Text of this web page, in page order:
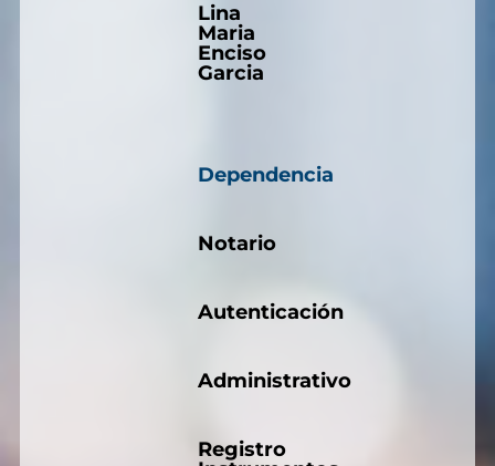
Lina
Maria
Enciso
Garcia
Dependencia
Notario
Autenticación
Administrativo
Registro